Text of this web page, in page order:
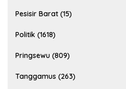
Pesisir Barat (15)
Politik (1618)
Pringsewu (809)
Tanggamus (263)